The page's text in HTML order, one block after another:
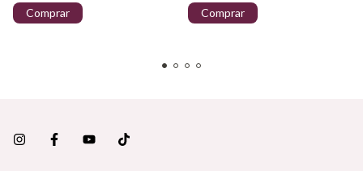
Comprar Comprar